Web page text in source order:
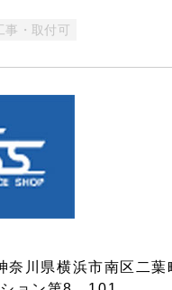
事・取付可
川県横浜市南区二